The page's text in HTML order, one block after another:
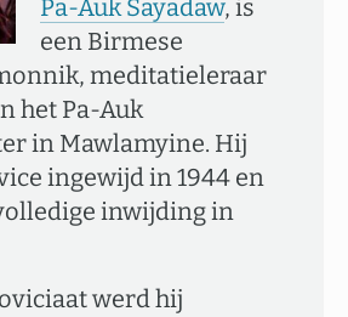
Pa-Auk Sayadaw, is
een Birmese
meditatieleraar
het Pa-Auk
in Mawlamyine. Hij
ingewijd in 1944 en
inwijding in
werd hij